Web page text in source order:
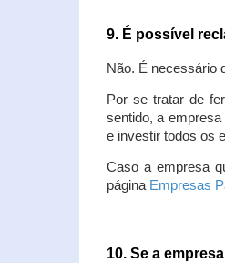
9. É possível
Não. É necessário
Por se tratar de
sentido, a
e investir todos os
Caso a empresa
página Empresas
10. Se a